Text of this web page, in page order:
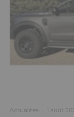
Actualités · 1 août